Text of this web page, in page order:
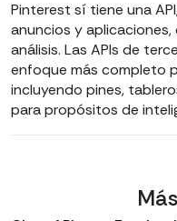
Pinterest sí tiene una
anuncios y
análisis. Las APIs de
enfoque más completo
incluyendo pines,
para propósitos de